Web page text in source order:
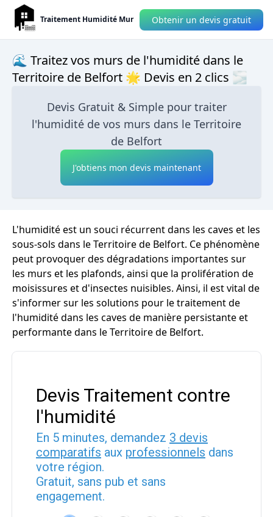
Traitement Humidité Mur Obtenir un devis gratuit
🌊 Traitez vos murs de l'humidité dans le
Territoire de Belfort 🌟 Devis en 2 clics 🌫
Devis Gratuit & Simple pour traiter
l'humidité de vos murs dans le Territoire
de Belfort
J'obtiens mon devis maintenant
L'humidité est un souci récurrent dans les caves et les
sous-sols dans le Territoire de Belfort. Ce phénomène
peut provoquer des dégradations importantes sur
les murs et les plafonds, ainsi que la prolifération de
moisissures et d'insectes nuisibles. Ainsi, il est vital de
s'informer sur les solutions pour le traitement de
l'humidité dans les caves de manière persistante et
performante dans le Territoire de Belfort.
Devis Traitement contre
l'humidité
En 5 minutes, demandez 3 devis
comparatifs aux professionnels dans
votre région.
Gratuit, sans pub et sans
engagement.